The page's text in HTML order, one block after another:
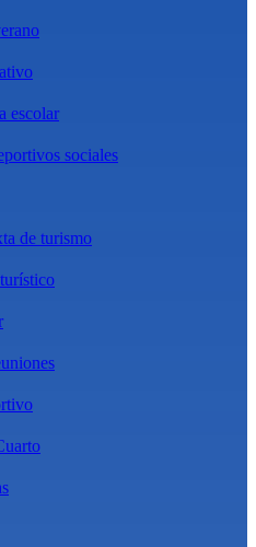
escolar
sociales
de turismo